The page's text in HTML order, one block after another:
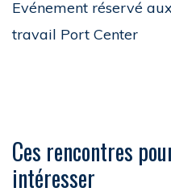
Evénement réservé
travail Port Center
Ces rencontres
intéresser